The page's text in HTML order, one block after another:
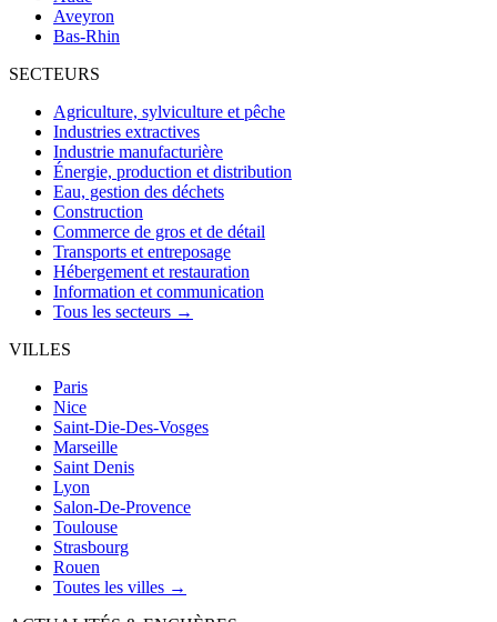
Aveyron
Bas-Rhin
SECTEURS
Agriculture, sylviculture et pêche
Industries extractives
Industrie manufacturière
Énergie, production et distribution
Eau, gestion des déchets
Construction
Commerce de gros et de détail
Transports et entreposage
Hébergement et restauration
Information et communication
Tous les secteurs →
VILLES
Paris
Nice
Saint-Die-Des-Vosges
Marseille
Saint Denis
Lyon
Salon-De-Provence
Toulouse
Strasbourg
Rouen
Toutes les villes →